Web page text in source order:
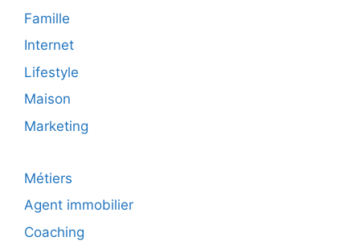
Famille
Internet
Lifestyle
Maison
Marketing
Métiers
Agent immobilier
Coaching